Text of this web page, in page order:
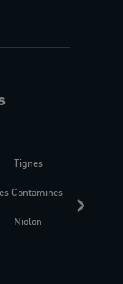
Tignes
Contamines
Niolon